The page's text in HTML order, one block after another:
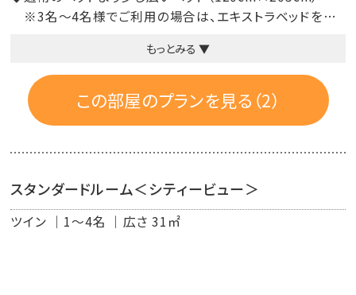
※3名～4名様でご利用の場合は、エキストラベッドを追
※1名様でご利用の際は、ベッド1台の場合がございます。
◆バルコニー付
◆自然派のシャンプー＆コンディショナー（プロハーブ）に、
無添加ボディーソープ（シャボン玉石けん）
◆EMを活用し、栽培にこだわった有栽栽培の緑茶
◆Wi-Fi
もっとみる ▼
この部屋のプランを見る（2）
スタンダードルーム＜シティービュー＞
ツイン 1～4名 広さ 31㎡